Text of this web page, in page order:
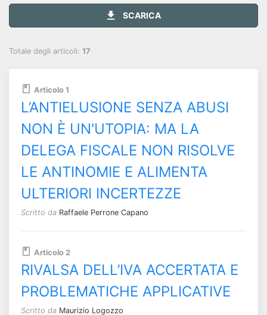
SCARICA
Totale degli articoli: 17
Articolo 1
L’ANTIELUSIONE SENZA ABUSI
NON È UN'UTOPIA: MA LA
DELEGA FISCALE NON RISOLVE
LE ANTINOMIE E ALIMENTA
ULTERIORI INCERTEZZE
Scritto da Raffaele Perrone Capano
Articolo 2
RIVALSA DELL’IVA ACCERTATA E
PROBLEMATICHE APPLICATIVE
Scritto da Maurizio Logozzo